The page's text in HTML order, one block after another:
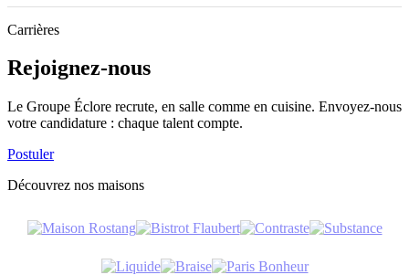
Carrières
Rejoignez-nous
Le Groupe Éclore recrute, en salle comme en cuisine. Envoyez-nous
votre candidature : chaque talent compte.
Postuler
Découvrez nos maisons